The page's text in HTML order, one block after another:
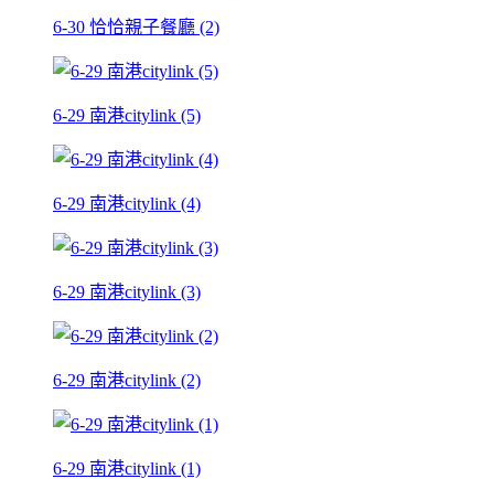
6-30 恰恰親子餐廳 (2)
6-29 南港citylink (5)
6-29 南港citylink (4)
6-29 南港citylink (3)
6-29 南港citylink (2)
6-29 南港citylink (1)